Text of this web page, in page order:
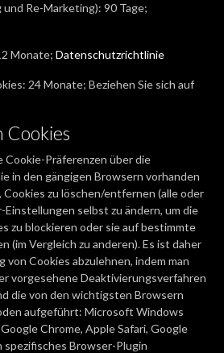
Re-Marketing): 90 Tage;
Monate; Datenschutzrichtlinie
24 Monate; Beziehen Sie sich auf
Cookies
Cookie-Präferenzen über die
in den gängigen Browsern vorhanden
Cookies zu löschen/entfernen (alle oder
selbst zu ändern, um die
zu blockieren oder sie auf bestimmte
(im Vergleich zu anderen). Es ist daher
von Cookies abzulehnen, indem man
vorgesehene Deaktivierungsverfahren
die von den wichtigsten Browsern
aufgeführt: Microsoft Windows
Chrome, Apple Safari, Google
spezifisches Browser-Plugin